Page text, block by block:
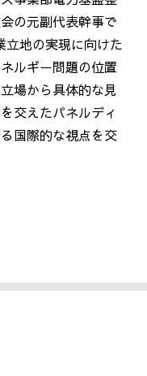
の元副代表幹事で
立地の実現に向けた
ルギー問題の位置
場から具体的な見
交えたパネルディ
国際的な視点を交